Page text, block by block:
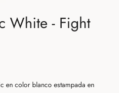
White - Fight
en color blanco estampada en